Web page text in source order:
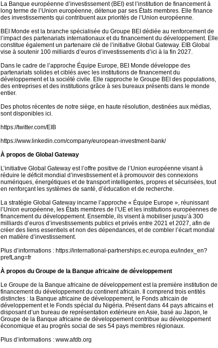
La Banque européenne d’investissement (BEI) est l’institution de financement à
long terme de l’Union européenne, détenue par ses États membres. Elle finance
des investissements qui contribuent aux priorités de l’Union européenne.
BEI Monde est la branche spécialisée du Groupe BEI dédiée au renforcement de
l’impact des partenariats internationaux et du financement du développement. Elle
constitue également un partenaire clé de l’initiative Global Gateway. EIB Global
vise à soutenir 100 milliards d’euros d’investissements d’ici à la fin 2027.
Dans le cadre de l’approche Équipe Europe, BEI Monde développe des
partenariats solides et ciblés avec les institutions de financement du
développement et la société civile. Elle rapproche le Groupe BEI des populations,
des entreprises et des institutions grâce à ses bureaux présents dans le monde
entier.
Des photos récentes de notre siège, en haute résolution, destinées aux médias,
sont disponibles ici.
https://twitter.com/EIB
https://www.linkedin.com/company/european-investment-bank/
À propos de Global Gateway
L’initiative Global Gateway est l’offre positive de l’Union européenne visant à
réduire le déficit mondial d’investissement et à promouvoir des connexions
numériques, énergétiques et de transport intelligentes, propres et sécurisées, tout
en renforçant les systèmes de santé, d’éducation et de recherche.
La stratégie Global Gateway incarne l’approche « Équipe Europe », réunissant
l’Union européenne, les États membres de l’UE et les institutions européennes de
financement du développement. Ensemble, ils visent à mobiliser jusqu’à 300
milliards d’euros d’investissements publics et privés entre 2021 et 2027, afin de
créer des liens essentiels et non des dépendances, et de combler l’écart mondial
en matière d’investissement.
Plus d’informations : https://international-partnerships.ec.europa.eu/index_en?
prefLang=fr
À propos du Groupe de la Banque africaine de développement
Le Groupe de la Banque africaine de développement est la première institution de
financement du développement du continent africain. Il comprend trois entités
distinctes : la Banque africaine de développement, le Fonds africain de
développement et le Fonds spécial du Nigéria. Présent dans 44 pays africains et
disposant d’un bureau de représentation extérieure en Asie, basé au Japon, le
Groupe de la Banque africaine de développement contribue au développement
économique et au progrès social de ses 54 pays membres régionaux.
Plus d’informations : www.afdb.org